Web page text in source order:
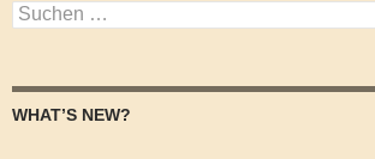
Suchen
nach:
WHAT’S NEW?